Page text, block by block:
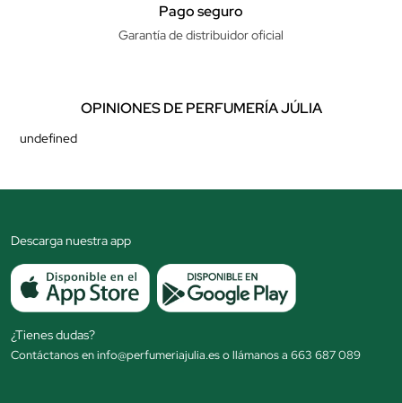
Pago seguro
Garantía de distribuidor oficial
OPINIONES DE PERFUMERÍA JÚLIA
undefined
Descarga nuestra app
¿Tienes dudas?
Contáctanos en info@perfumeriajulia.es o llámanos a 663 687 089